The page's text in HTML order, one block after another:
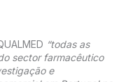
“todas as
sector farmacêutico
e